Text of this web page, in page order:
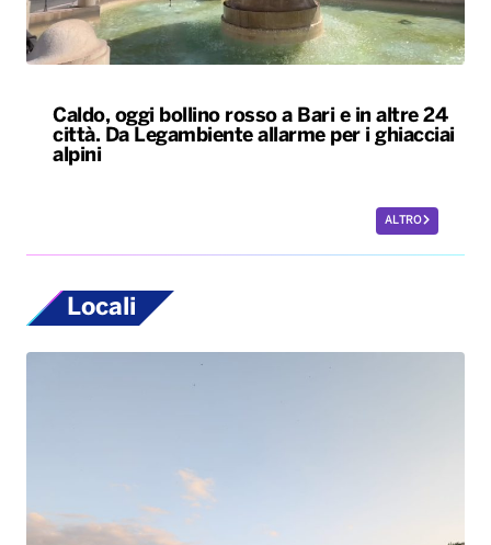
Caldo, oggi bollino rosso a Bari e in altre 24
città. Da Legambiente allarme per i ghiacciai
alpini
ALTRO
Locali